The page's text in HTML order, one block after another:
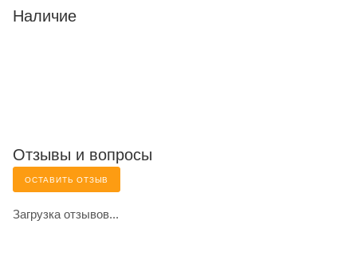
Наличие
Отзывы и вопросы
ОСТАВИТЬ ОТЗЫВ
Загрузка отзывов...